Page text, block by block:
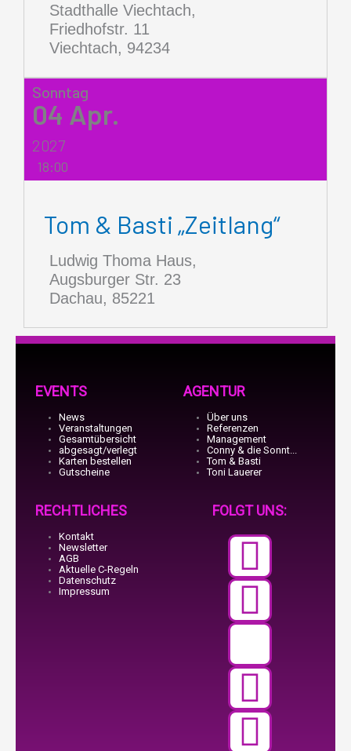
Stadthalle Viechtach,
Friedhofstr. 11
Viechtach, 94234
Sonntag
04 Apr.
2027
18:00
Tom & Basti „Zeitlang“
Ludwig Thoma Haus,
Augsburger Str. 23
Dachau, 85221
EVENTS
News
Veranstaltungen
Gesamtübersicht
abgesagt/verlegt
Karten bestellen
Gutscheine
AGENTUR
Über uns
Referenzen
Management
Conny & die Sonnt...
Tom & Basti
Toni Lauerer
RECHTLICHES
Kontakt
Newsletter
AGB
Aktuelle C-Regeln
Datenschutz
Impressum
FOLGT UNS:
f
X-